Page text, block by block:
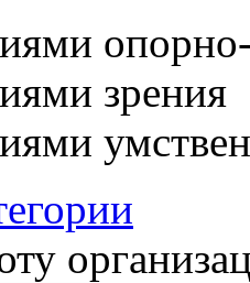
опорно-
зрения